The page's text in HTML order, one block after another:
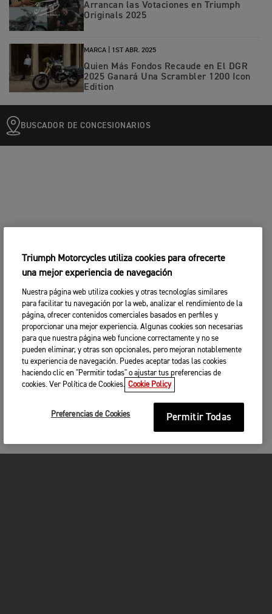
Arrancan las Votaciones en Triumph
Originals 2025
MARCA | 1ST ABR. 2025
Quien Más Fondos Recaude en El DGR
2025 Ganará Una Scrambler 1200 Icon
Edition
BUSCADOR DE CONCESIONARIOS
Triumph Motorcycles utiliza cookies para ofrecerte
una mejor experiencia de navegación
Nuestra página web utiliza cookies y otras tecnologías similares
para facilitar tu navegación por la web, analizar el rendimiento de la
página, ofrecer contenidos comerciales basados en perfiles y
proporcionar una mejor experiencia. Algunas cookies son necesarias
para que nuestra página web funcione correctamente y no se
pueden eliminar, y otras son opcionales, pero mejoran notablemente
tu experiencia de navegación. Puedes aceptar todas las cookies
haciendo clic en "Permitir todas" o ajustar tus preferencias de
cookies. Ver Política de Cookies. Cookie Policy
Preferencias de Cookies Permitir Todas